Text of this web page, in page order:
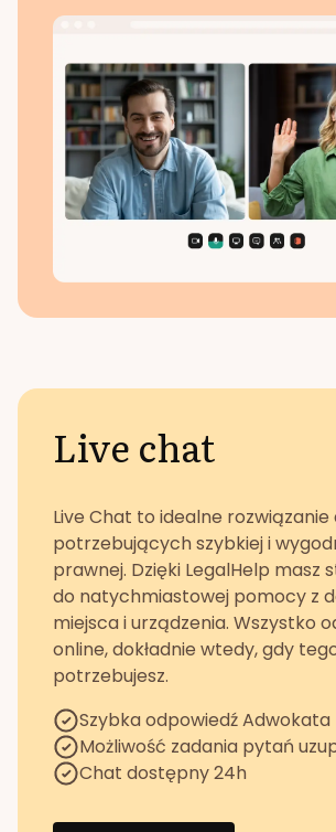
Live chat
Live Chat to idealne rozwiązanie
potrzebujących szybkiej i
prawnej. Dzięki LegalHelp masz
do natychmiastowej pomocy z
miejsca i urządzenia. Wszystko
online, dokładnie wtedy, gdy
potrzebujesz.
Szybka odpowiedź Adwokata
Możliwość zadania pytań
Chat dostępny 24h